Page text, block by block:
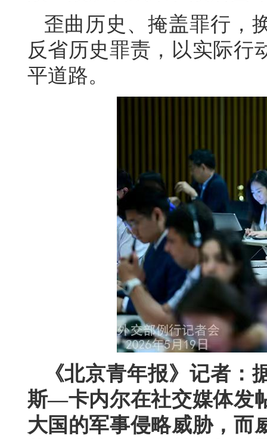
歪曲历史、掩盖罪行，
反省历史罪责，以实际行
平道路。
《北京青年报》记者：
斯—卡内尔在社交媒体发
大国的军事侵略威胁，而